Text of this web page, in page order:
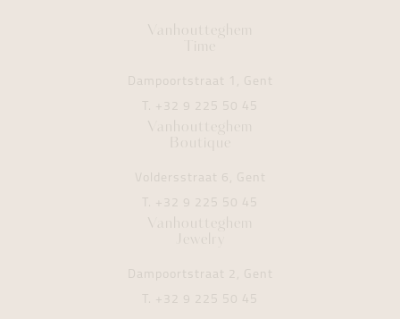
Vanhoutteghem
Time
Dampoortstraat 1, Gent
T. +32 9 225 50 45
Vanhoutteghem
Boutique
Voldersstraat 6, Gent
T. +32 9 225 50 45
Vanhoutteghem
Jewelry
Dampoortstraat 2, Gent
T. +32 9 225 50 45